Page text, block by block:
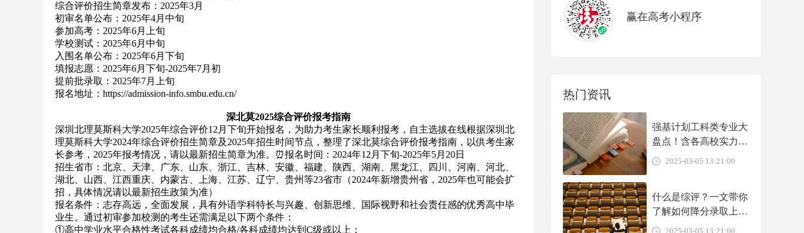
综合评价招生简章发布：2025年3月
初审名单公布：2025年4月中旬
参加高考：2025年6月上旬
学校测试：2025年6月中旬
入围名单公布：2025年6月下旬
填报志愿：2025年6月下旬-2025年7月初
提前批录取：2025年7月上旬
报名地址：https://admission-info.smbu.edu.cn/
深北莫2025综合评价报考指南
深圳北理莫斯科大学2025年综合评价12月下旬开始报名，为助力考生家长顺利报考，自主选拔在线根据深圳北
理莫斯科大学2024年综合评价招生简章及2025年招生时间节点，整理了深北莫综合评价报考指南，以供考生家
长参考，2025年报考情况，请以最新招生简章为准。⏰报名时间：2024年12月下旬-2025年5月20日
招生省市：北京、天津、广东、山东、浙江、吉林、安徽、福建、陕西、湖南、黑龙江、四川、河南、河北、
湖北、山西、江西重庆、内蒙古、上海、江苏、辽宁、贵州等23省市（2024年新增贵州省，2025年也可能会扩
招，具体情况请以最新招生政策为准）
报名条件：志存高远，全面发展，具有外语学科特长与兴趣、创新思维、国际视野和社会责任感的优秀高中毕
业生。通过初审参加校测的考生还需满足以下两个条件：
①高中学业水平合格性考试各科成绩均合格/各科成绩均达到C级或以上；
赢在高考小程序
热门资讯
强基计划工科类专业大
盘点！含各高校实力、
就业前景、转段出路介
2025-03-05 13:21:00
什么是综评？一文带你
了解如何降分录取上名
校
2025-03-05 13:21:00